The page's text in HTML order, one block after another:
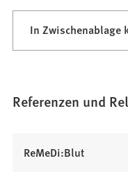
In Zwischenablage
Referenzen und
ReMeDi:Blut